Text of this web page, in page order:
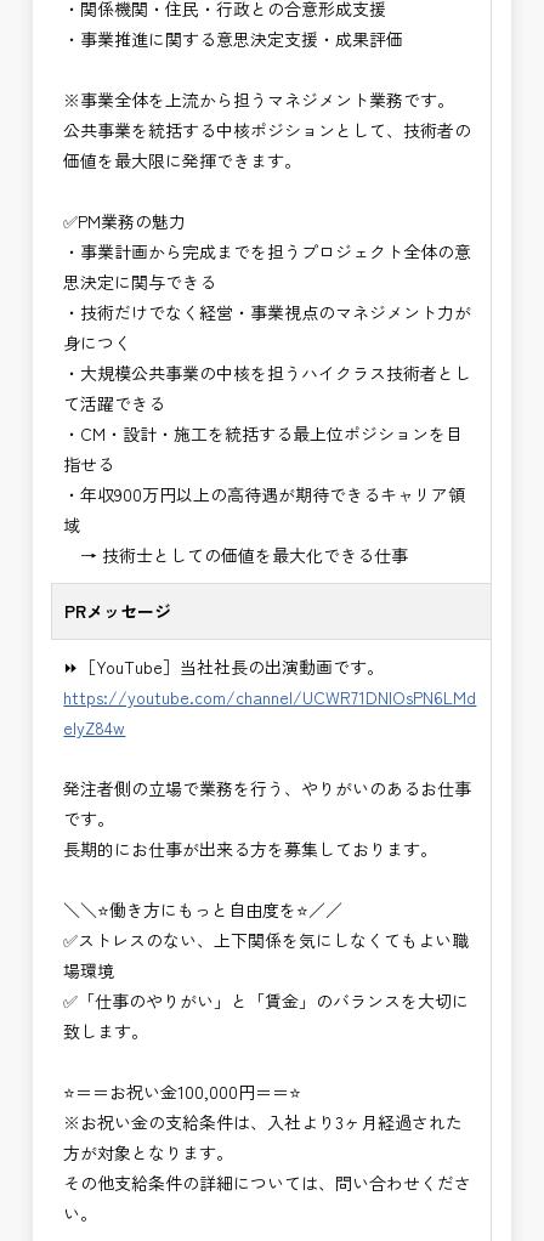
い。＞
・＜急募＞工事監督支援業務
・NEXCO（ネクスコ）施工管理
・NEXCO（ネクスコ）点検業務
・NEXCO（ネクスコ）保全調査
・積算技術業務
・設計コンサルティング業務（数量算出、図面の
修正など）
・河川巡視支援業務
・道路許認可審査・適正化指導業務
・調査設計資料作成業務
・施工体制調査員
・建設プロジェクト・マネジメント業務
・PM業務、CM業務
※応募書類等の送付方法につきましては、基本的に
Ｅメールで送付
頂きたいと思います。
・関係機関・住民・行政との合意形成支援
・事業推進に関する意思決定支援・成果評価
※事業全体を上流から担うマネジメント業務です。
公共事業を統括する中核ポジションとして、技術者の
価値を最大限に発揮できます。
✅PM業務の魅力
・事業計画から完成までを担うプロジェクト全体の意
思決定に関与できる
・技術だけでなく経営・事業視点のマネジメント力が
身につく
・大規模公共事業の中核を担うハイクラス技術者とし
て活躍できる
・CM・設計・施工を統括する最上位ポジションを目
指せる
・年収900万円以上の高待遇が期待できるキャリア領
域
→ 技術士としての価値を最大化できる仕事
PRメッセージ
⏩［YouTube］当社社長の出演動画です。
https://youtube.com/channel/UCWR71DNlOsPN6LMd
eIyZ84w
発注者側の立場で業務を行う、やりがいのあるお仕事
です。
長期的にお仕事が出来る方を募集しております。
＼＼⭐働き方にもっと自由度を⭐／／
✅ストレスのない、上下関係を気にしなくてもよい職
場環境
✅「仕事のやりがい」と「賃金」のバランスを大切に
致します。
⭐＝＝お祝い金100,000円＝＝⭐
※お祝い金の支給条件は、入社より3ヶ月経過された
方が対象となります。
その他支給条件の詳細については、問い合わせくださ
い。